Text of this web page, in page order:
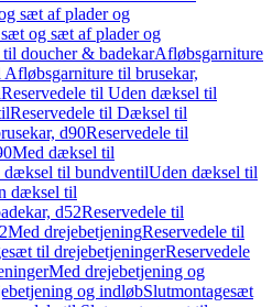
sæt af plader og
og sæt af plader og
doucher & badekarAfløbsgarniture
Afløbsgarniture til brusekar,
Reservedele til Uden dæksel til
Reservedele til Dæksel til
d90Reservedele til
Med dæksel til
dæksel til bundventilUden dæksel til
dæksel til
d52Reservedele til
Med drejebetjeningReservedele til
til drejebetjeningerReservedele
Med drejebetjening og
og indløbSlutmontagesæt